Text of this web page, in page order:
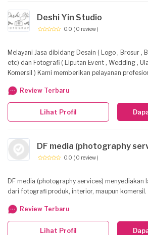
Deshi Yin Studio
0.0 ( 0 review )
Melayani Jasa dibidang Desain ( Logo , Brosur ,
etc) dan Fotografi ( Liputan Event , Wedding ,
Komersil ) Kami memberikan pelayanan
Review Terbaru
Lihat Profil
DF media (photography
0.0 ( 0 review )
DF media (photography services) menyediakan
dari fotografi produk, interior, maupun komersil.
Review Terbaru
Lihat Profil